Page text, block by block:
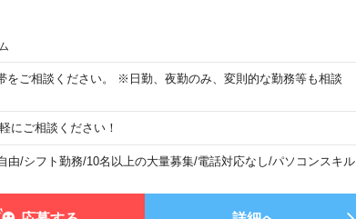
ご相談ください。 ※日勤、夜勤のみ、変則的な勤務等も相談
ご相談ください！
由/シフト勤務/10名以上の大量募集/電話対応なし/パソコンスキル